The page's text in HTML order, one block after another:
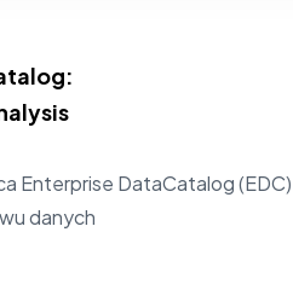
Enterprise DataCatalog (EDC)
danych